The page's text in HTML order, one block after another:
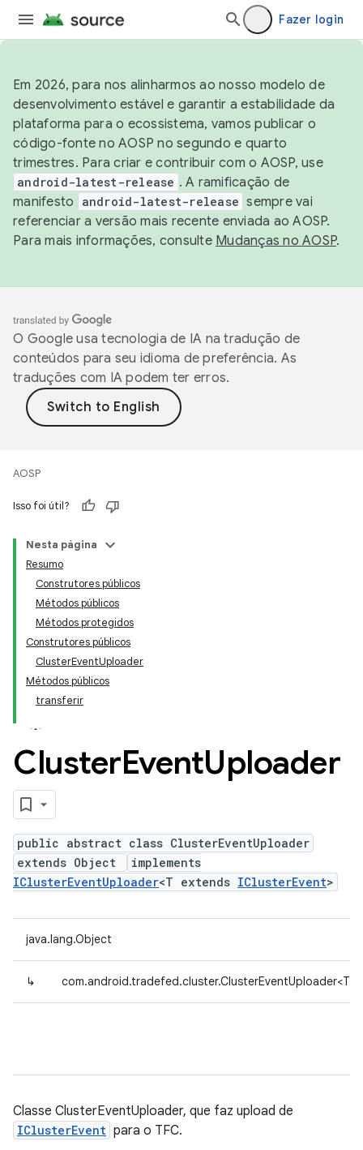
Fazer login
Em 2026, para nos alinharmos ao nosso modelo de
desenvolvimento estável e garantir a estabilidade da
plataforma para o ecossistema, vamos publicar o
código-fonte no AOSP no segundo e quarto
trimestres. Para criar e contribuir com o AOSP, use
android-latest-release . A ramificação de
manifesto
android-latest-release sempre vai
referenciar a versão mais recente enviada ao AOSP.
Para mais informações, consulte Mudanças no AOSP.
O Google usa tecnologia de IA na tradução de
conteúdos para seu idioma de preferência. As
traduções com IA podem ter erros.
AOSP
Isso foi útil?
Nesta página
Resumo
Construtores públicos
Métodos públicos
Métodos protegidos
Construtores públicos
ClusterEventUploader
Métodos públicos
transferir
ClusterEventUploader
public abstract class ClusterEventUploader
extends Object
implements
IClusterEventUploader<T extends IClusterEvent>
java.lang.Object
↳ com.android.tradefed.cluster.ClusterEventUploader<T
Classe ClusterEventUploader, que faz upload de
IClusterEvent para o TFC.